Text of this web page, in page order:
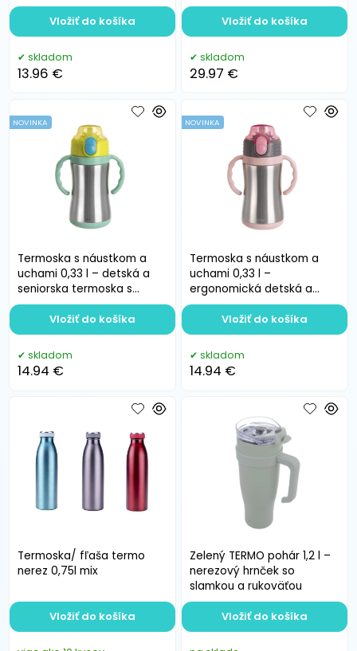
skladom
13.96 €
Vložiť do košíka
skladom
29.97 €
Vložiť do košíka
Termoska s náustkom a
uchami 0,33 l – detská a
seniorska termoska s
dvojitou stenou
NOVINKA
skladom
14.94 €
Vložiť do košíka
Termoska s náustkom a
uchami 0,33 l –
ergonomická detská a
seniorska termoska
NOVINKA
skladom
14.94 €
Vložiť do košíka
Termoska/ fľaša termo
nerez 0,75l mix
Vložiť do košíka
Zelený TERMO pohár 1,2 l –
nerezový hrnček so
slamkou a rukoväťou
Vložiť do košíka